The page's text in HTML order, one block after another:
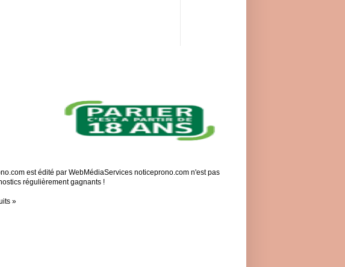
est édité par WebMédiaServices noticeprono.com n'est pas
régulièrement gagnants !
»